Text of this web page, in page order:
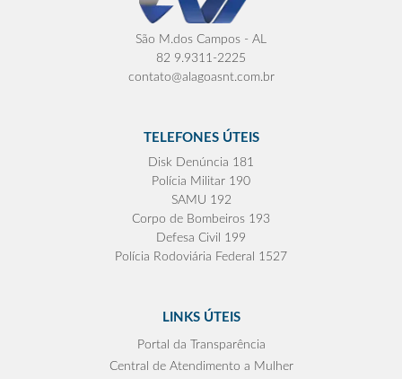
São M.dos Campos - AL
82 9.9311-2225
contato@alagoasnt.com.br
TELEFONES ÚTEIS
Disk Denúncia 181
Polícia Militar 190
SAMU 192
Corpo de Bombeiros 193
Defesa Civil 199
Polícia Rodoviária Federal 1527
LINKS ÚTEIS
Portal da Transparência
Central de Atendimento a Mulher